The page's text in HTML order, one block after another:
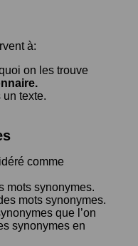
à:
on les trouve
texte.
comme
mots synonymes.
mots synonymes.
que l’on
synonymes en